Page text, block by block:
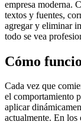
empresa moderna.
textos y fuentes,
agregar y eliminar
todo se vea
Cómo
Cada vez que
el comportamiento
aplicar
actualmente. En los